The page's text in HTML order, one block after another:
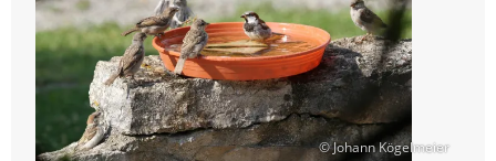
Sommertagen
© Johann Kögelmeier